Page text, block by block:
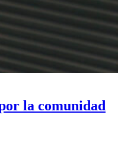
la comunidad